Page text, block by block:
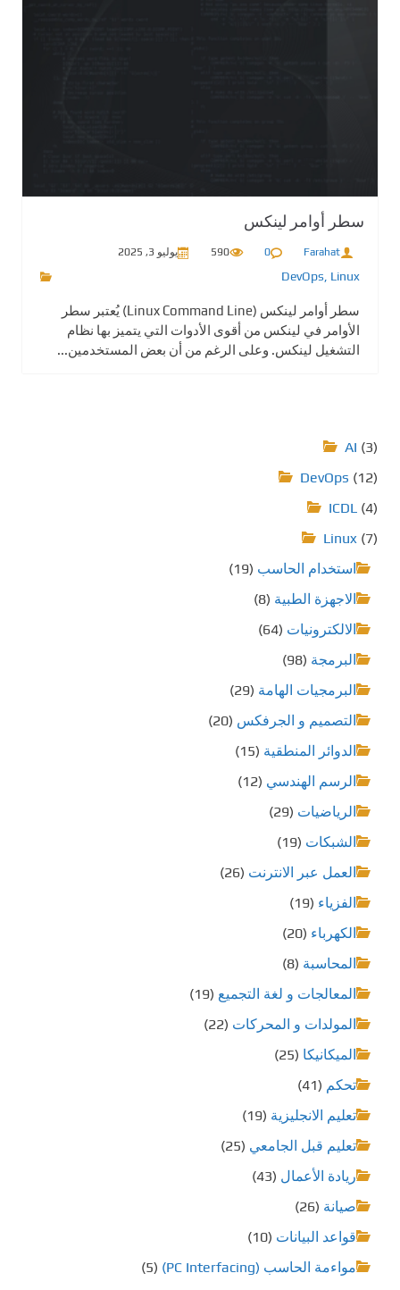
سطر أوامر لينكس
Farahat
0
590 يوليو 3, 2025
DevOps Linux
سطر أوامر لينكس (Linux Command Line) يُعتبر سطر
الأوامر في لينكس من أقوى الأدوات التي يتميز بها نظام
التشغيل لينكس. وعلى الرغم من أن بعض المستخدمين...
AI (3)
DevOps (12)
ICDL (4)
Linux (7)
استخدام الحاسب (19)
الاجهزة الطبية (8)
الالكترونيات (64)
البرمجة (98)
البرمجيات الهامة (29)
التصميم و الجرفكس (20)
الدوائر المنطقية (15)
الرسم الهندسي (12)
الرياضيات (29)
الشبكات (19)
العمل عبر الانترنت (26)
الفزياء (19)
الكهرباء (20)
المحاسبة (8)
المعالجات و لغة التجميع (19)
المولدات و المحركات (22)
الميكانيكا (25)
تحكم (41)
تعليم الانجليزية (19)
تعليم قبل الجامعي (25)
ريادة الأعمال (43)
صيانة (26)
قواعد البيانات (10)
مواءمة الحاسب (PC Interfacing)
(5)